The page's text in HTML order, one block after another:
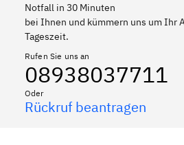
Notfall in 30 Minuten
bei Ihnen und kümmern uns um Ihr
Tageszeit.
Rufen Sie uns an
08938037711
Oder
Rückruf beantragen